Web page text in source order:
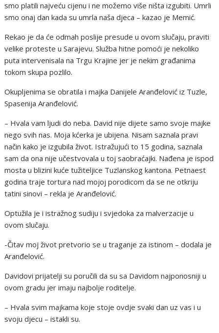
smo platili najveću cijenu i ne možemo više ništa izgubiti. Umrli
smo onaj dan kada su umrla naša djeca – kazao je Memić.
Rekao je da će odmah poslije presude u ovom slučaju, praviti
velike proteste u Sarajevu. Služba hitne pomoći je nekoliko
puta intervenisala na Trgu Krajine jer je nekim građanima
tokom skupa pozlilo.
Okupljenima se obratila i majka Danijele Aranđelović iz Tuzle,
Spasenija Aranđelović.
– Hvala vam ljudi do neba. David nije dijete samo svoje majke
nego svih nas. Moja kćerka je ubijena. Nisam saznala pravi
način kako je izgubila život. Istražujući to 15 godina, saznala
sam da ona nije učestvovala u toj saobraćajki. Nađena je ispod
mosta u blizini kuće tužiteljice Tuzlanskog kantona. Petnaest
godina traje tortura nad mojoj porodicom da se ne otkriju
tatini sinovi – rekla je Aranđelović.
Optužila je i istražnog sudiju i svjedoka za malverzacije u
ovom slučaju.
-Čitav moj život pretvorio se u traganje za istinom – dodala je
Aranđelović.
Davidovi prijatelji su poručili da su sa Davidom najponosniji u
ovom gradu jer imaju najbolje roditelje.
– Hvala svim majkama koje stoje ovdje svaki dan uz vas i u
svoju djecu – istakli su.